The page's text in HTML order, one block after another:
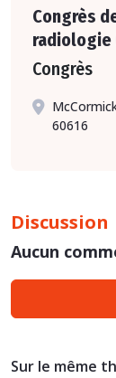
Congrès
radiologie
Congrès
60616
Discussion
Aucun
Sur le même